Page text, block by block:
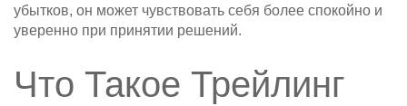
убытков, он может чувствовать себя более спокойно и
уверенно при принятии решений.
Что Такое Трейлинг